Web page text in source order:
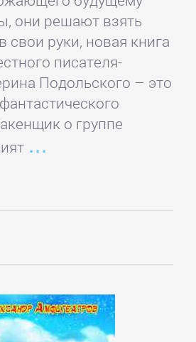
они решают взять
свои руки, новая книга
писателя-
Подольского – это
о группе